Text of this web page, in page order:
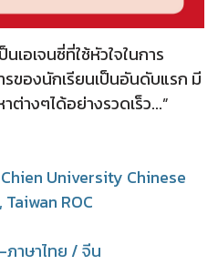
เอเจนซี่ที่ใช้หัวใจในการ
ของนักเรียนเป็นอันดับแรก มี
างๆได้อย่างรวดเร็ว...”
University Chinese
ROC
ภาษาไทย / จีน